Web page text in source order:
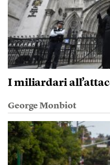
I miliardari
George Monbiot